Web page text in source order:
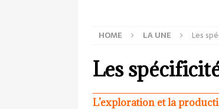
HOME LA UNE Les
Les
L’exploration et la